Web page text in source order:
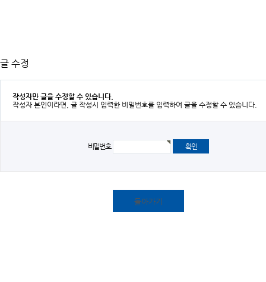
글 수정
작성자만 글을 수정할 수 있습니다.
작성자 본인이라면, 글 작성시 입력한 비밀번호를 입력하여 글을 수정할 수 있습니다.
비밀번호
돌아가기